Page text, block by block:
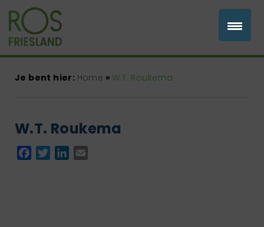
Je bent hier: Home »W.T. Roukema
W.T. Roukema
Facebook
TwitterLinkedIn